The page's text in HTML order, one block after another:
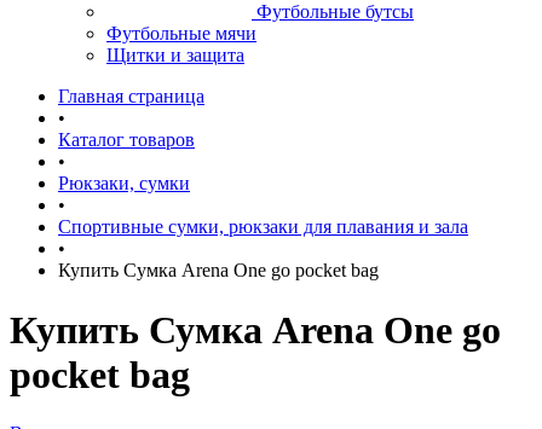
Футбольные бутсы
Футбольные мячи
Щитки и защита
Главная страница
•
Каталог товаров
•
Рюкзаки, сумки
•
Спортивные сумки, рюкзаки для плавания и зала
•
Купить Сумка Arena One go pocket bag
Купить Сумка Arena One go
pocket bag